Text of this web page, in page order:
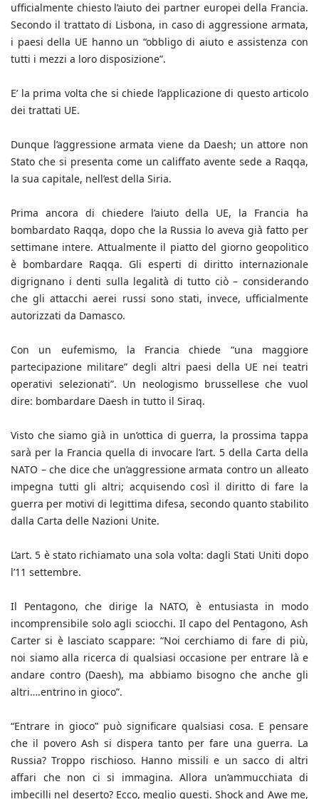
ufficialmente chiesto l’aiuto dei partner europei della Francia.
Secondo il trattato di Lisbona, in caso di aggressione armata,
i paesi della UE hanno un “obbligo di aiuto e assistenza con
tutti i mezzi a loro disposizione”.
E’ la prima volta che si chiede l’applicazione di questo articolo
dei trattati UE.
Dunque l’aggressione armata viene da Daesh; un attore non
Stato che si presenta come un califfato avente sede a Raqqa,
la sua capitale, nell’est della Siria.
Prima ancora di chiedere l’aiuto della UE, la Francia ha
bombardato Raqqa, dopo che la Russia lo aveva già fatto per
settimane intere. Attualmente il piatto del giorno geopolitico
è bombardare Raqqa. Gli esperti di diritto internazionale
digrignano i denti sulla legalità di tutto ciò – considerando
che gli attacchi aerei russi sono stati, invece, ufficialmente
autorizzati da Damasco.
Con un eufemismo, la Francia chiede “una maggiore
partecipazione militare” degli altri paesi della UE nei teatri
operativi selezionati”. Un neologismo brussellese che vuol
dire: bombardare Daesh in tutto il Siraq.
Visto che siamo già in un’ottica di guerra, la prossima tappa
sarà per la Francia quella di invocare l’art. 5 della Carta della
NATO – che dice che un’aggressione armata contro un alleato
impegna tutti gli altri; acquisendo così il diritto di fare la
guerra per motivi di legittima difesa, secondo quanto stabilito
dalla Carta delle Nazioni Unite.
L’art. 5 è stato richiamato una sola volta: dagli Stati Uniti dopo
l’11 settembre.
Il Pentagono, che dirige la NATO, è entusiasta in modo
incomprensibile solo agli sciocchi. Il capo del Pentagono, Ash
Carter si è lasciato scappare: “Noi cerchiamo di fare di più,
noi siamo alla ricerca di qualsiasi occasione per entrare là e
andare contro (Daesh), ma abbiamo bisogno che anche gli
altri….entrino in gioco”.
“Entrare in gioco” può significare qualsiasi cosa. E pensare
che il povero Ash si dispera tanto per fare una guerra. La
Russia? Troppo rischioso. Hanno missili e un sacco di altri
affari che non ci si immagina. Allora un’ammucchiata di
imbecilli nel deserto? Ecco, meglio questi. Shock and Awe me,